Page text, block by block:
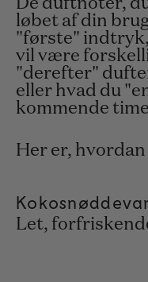
De duftnoter,
løbet af din
"første"
vil være
"derefter"
eller hvad du
kommende
Her er,
Let,